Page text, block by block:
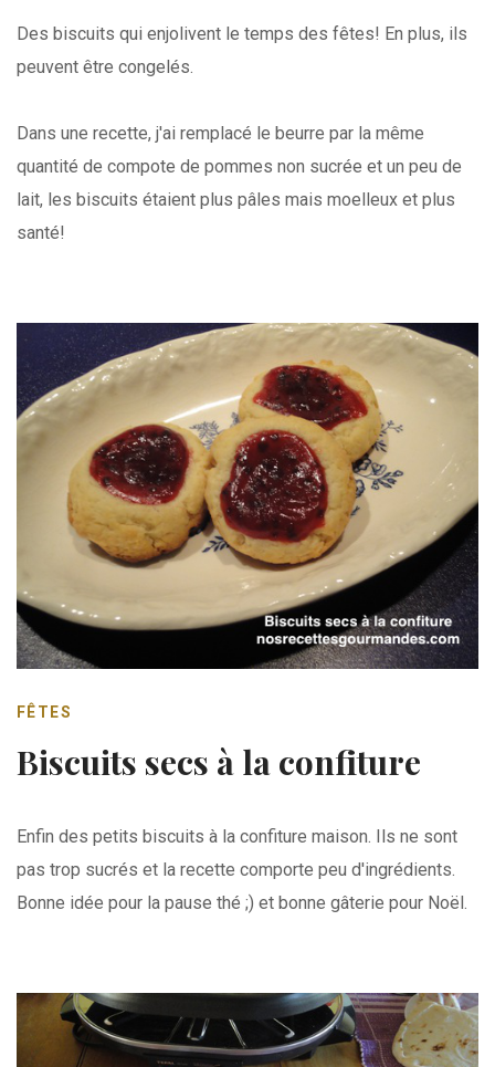
Des biscuits qui enjolivent le temps des fêtes! En plus, ils
peuvent être congelés.
Dans une recette, j'ai remplacé le beurre par la même
quantité de compote de pommes non sucrée et un peu de
lait, les biscuits étaient plus pâles mais moelleux et plus
santé!
FÊTES
Biscuits secs à la confiture
Enfin des petits biscuits à la confiture maison. Ils ne sont
pas trop sucrés et la recette comporte peu d'ingrédients.
Bonne idée pour la pause thé ;) et bonne gâterie pour Noël.